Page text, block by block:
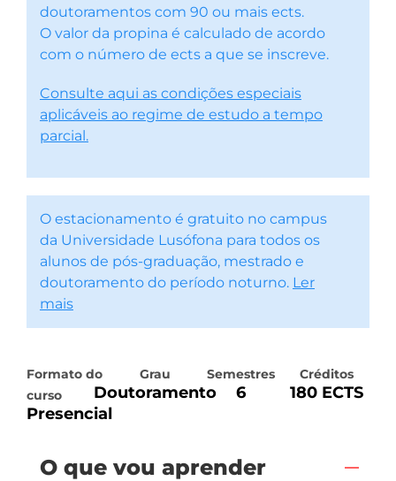
doutoramentos com 90 ou mais ects.
O valor da propina é calculado de acordo
com o número de ects a que se inscreve.
Consulte aqui as condições especiais
aplicáveis ao regime de estudo a tempo
parcial.
O estacionamento é gratuito no campus
da Universidade Lusófona para todos os
alunos de pós-graduação, mestrado e
doutoramento do período noturno. Ler
mais
Formato do
curso
Presencial
Grau
Doutoramento
Semestres
6
Créditos
180 ECTS
O que vou aprender